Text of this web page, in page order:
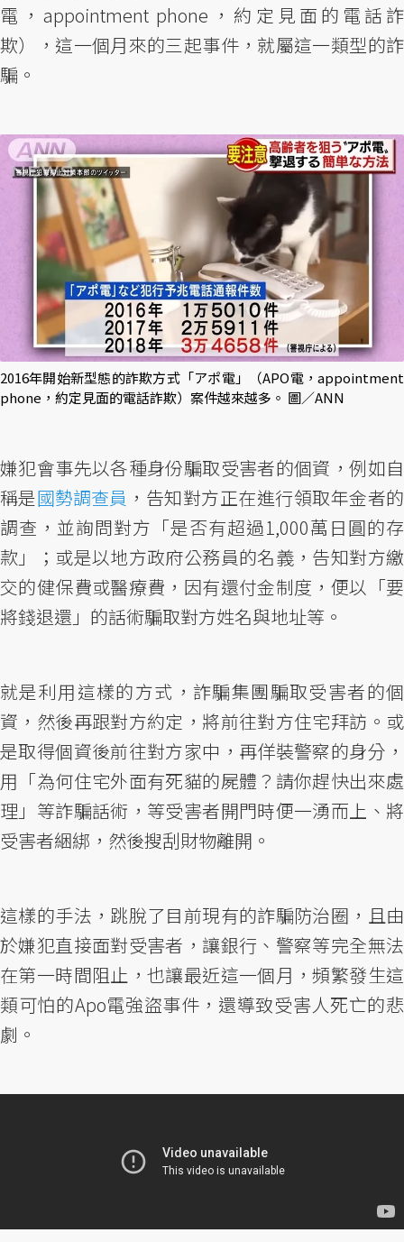
電，appointment phone，約定見面的電話詐
欺），這一個月來的三起事件，就屬這一類型的詐
騙。
2016年開始新型態的詐欺方式「アポ電」（APO電，appointment
phone，約定見面的電話詐欺）案件越來越多。 圖／ANN
嫌犯會事先以各種身份騙取受害者的個資，例如自
稱是國勢調查員 ，告知對方正在進行領取年金者的
調查，並詢問對方「是否有超過1,000萬日圓的存
款」；或是以地方政府公務員的名義，告知對方繳
交的健保費或醫療費，因有還付金制度，便以「要
將錢退還」的話術騙取對方姓名與地址等。
就是利用這樣的方式，詐騙集團騙取受害者的個
資，然後再跟對方約定，將前往對方住宅拜訪。或
是取得個資後前往對方家中，再佯裝警察的身分，
用「為何住宅外面有死貓的屍體？請你趕快出來處
理」等詐騙話術，等受害者開門時便一湧而上、將
受害者綑綁，然後搜刮財物離開。
這樣的手法，跳脫了目前現有的詐騙防治圈，且由
於嫌犯直接面對受害者，讓銀行、警察等完全無法
在第一時間阻止，也讓最近這一個月，頻繁發生這
類可怕的Apo電強盜事件，還導致受害人死亡的悲
劇。